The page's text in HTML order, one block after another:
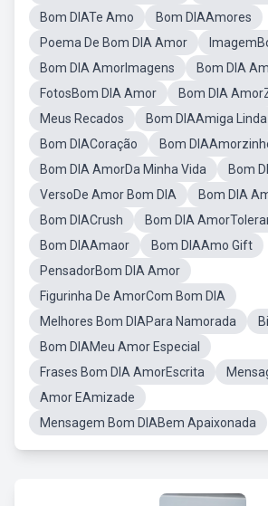
Bom DIATe Amo
Bom DIAAmores
Poema De Bom DIA Amor
Bom DIA AmorImagens
Bom DIA
FotosBom DIA Amor
Bom DIA
Meus Recados
Bom DIAAmiga Linda
Bom DIACoração
Bom
Bom DIA AmorDa Minha Vida
Bom
VersoDe Amor Bom DIA
Bom DIA
Bom DIACrush
Bom DIA
Bom DIAAmaor
Bom DIAAmo Gift
PensadorBom DIA Amor
Figurinha De AmorCom Bom DIA
Melhores Bom DIAPara Namorada
Bom DIAMeu Amor Especial
Frases Bom DIA AmorEscrita
Amor EAmizade
Mensagem Bom DIABem Apaixonada